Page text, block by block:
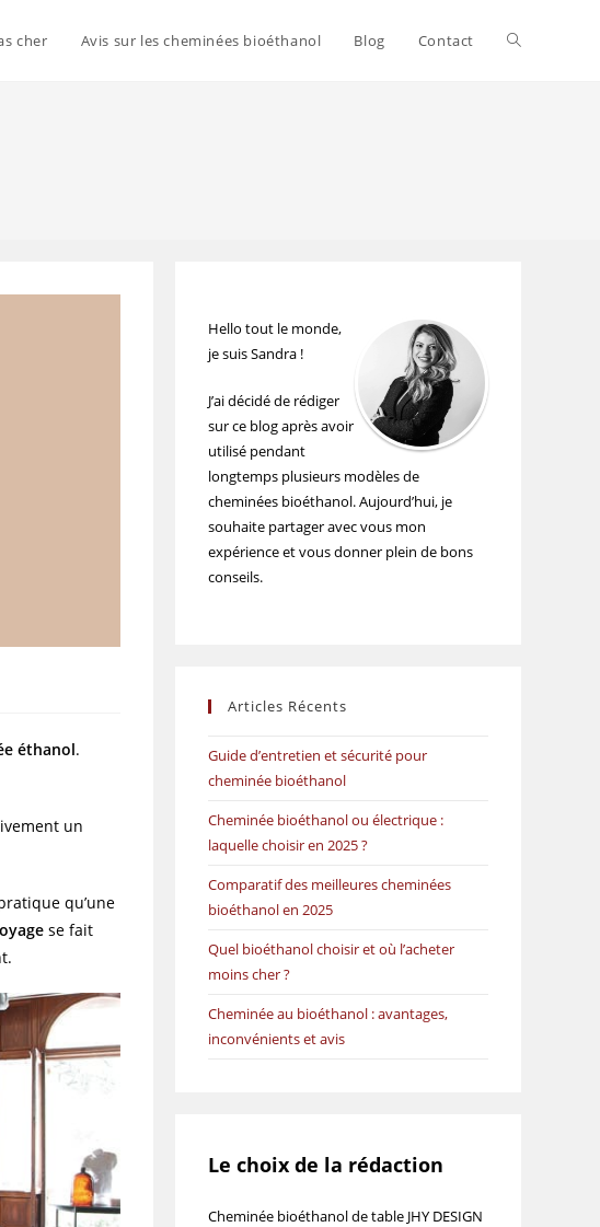
cher Avis sur les cheminées bioéthanol Blog Contact
éthanol.
un
qu’une
se fait
Hello tout le monde,
je suis Sandra !
J’ai décidé de rédiger
sur ce blog après avoir
utilisé pendant
longtemps plusieurs modèles de
cheminées bioéthanol. Aujourd’hui, je
souhaite partager avec vous mon
expérience et vous donner plein de bons
conseils.
Articles Récents
Guide d’entretien et sécurité pour
cheminée bioéthanol
Cheminée bioéthanol ou électrique :
laquelle choisir en 2025 ?
Comparatif des meilleures cheminées
bioéthanol en 2025
Quel bioéthanol choisir et où l’acheter
moins cher ?
Cheminée au bioéthanol : avantages,
inconvénients et avis
Le choix de la rédaction
Cheminée bioéthanol de table JHY DESIGN